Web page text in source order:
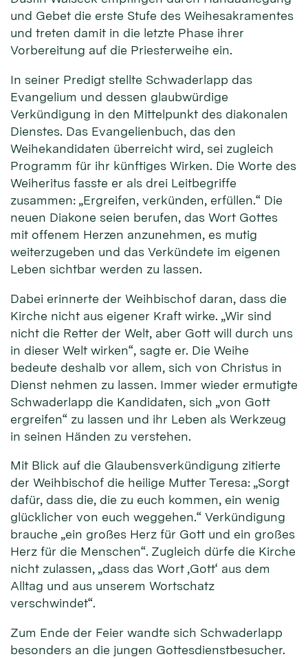
und Gebet die erste Stufe des Weihesakramentes
und treten damit in die letzte Phase ihrer
Vorbereitung auf die Priesterweihe ein.
In seiner Predigt stellte Schwaderlapp das
Evangelium und dessen glaubwürdige
Verkündigung in den Mittelpunkt des diakonalen
Dienstes. Das Evangelienbuch, das den
Weihekandidaten überreicht wird, sei zugleich
Programm für ihr künftiges Wirken. Die Worte des
Weiheritus fasste er als drei Leitbegriffe
zusammen: „Ergreifen, verkünden, erfüllen.“ Die
neuen Diakone seien berufen, das Wort Gottes
mit offenem Herzen anzunehmen, es mutig
weiterzugeben und das Verkündete im eigenen
Leben sichtbar werden zu lassen.
Dabei erinnerte der Weihbischof daran, dass die
Kirche nicht aus eigener Kraft wirke. „Wir sind
nicht die Retter der Welt, aber Gott will durch uns
in dieser Welt wirken“, sagte er. Die Weihe
bedeute deshalb vor allem, sich von Christus in
Dienst nehmen zu lassen. Immer wieder ermutigte
Schwaderlapp die Kandidaten, sich „von Gott
ergreifen“ zu lassen und ihr Leben als Werkzeug
in seinen Händen zu verstehen.
Mit Blick auf die Glaubensverkündigung zitierte
der Weihbischof die heilige Mutter Teresa: „Sorgt
dafür, dass die, die zu euch kommen, ein wenig
glücklicher von euch weggehen.“ Verkündigung
brauche „ein großes Herz für Gott und ein großes
Herz für die Menschen“. Zugleich dürfe die Kirche
nicht zulassen, „dass das Wort ‚Gott‘ aus dem
Alltag und aus unserem Wortschatz
verschwindet“.
Zum Ende der Feier wandte sich Schwaderlapp
besonders an die jungen Gottesdienstbesucher.